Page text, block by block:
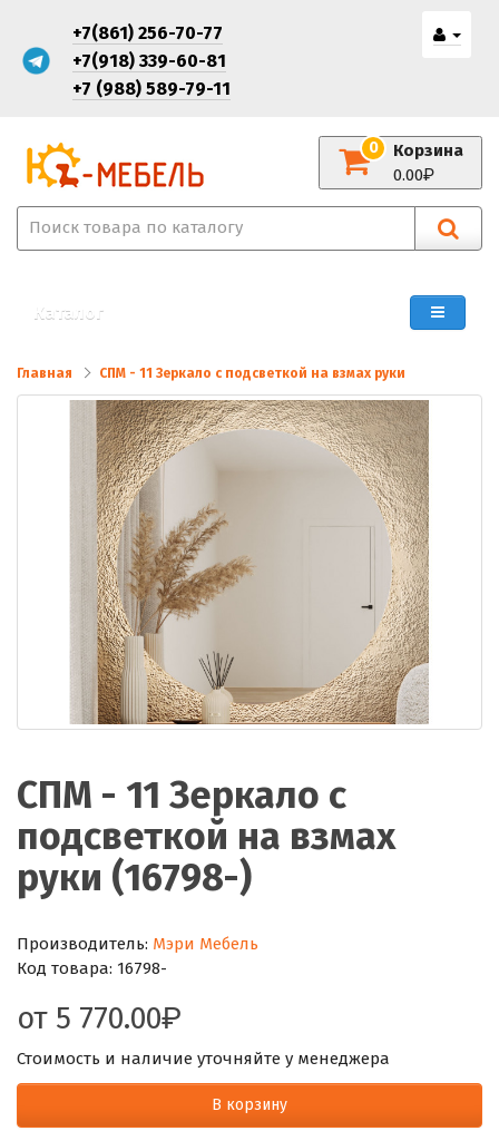
+7(861) 256-70-77
+7(918) 339-60-81
+7 (988) 589-79-11
Корзина
0
0.00
Каталог
Главная СПМ - 11 Зеркало с подсветкой на взмах руки
СПМ - 11 Зеркало с
подсветкой на взмах
руки (16798-)
Производитель: Мэри Мебель
Код товара: 16798-
от 5 770.00
Стоимость и наличие уточняйте у менеджера
В корзину